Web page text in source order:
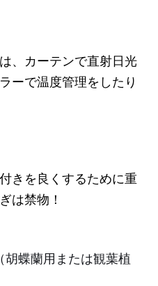
、カーテンで直射日光
ーで温度管理をしたり
きを良くするために重
は禁物！
胡蝶蘭用または観葉植